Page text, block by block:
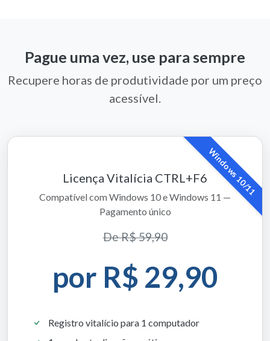
Pague uma vez, use para sempre
Recupere horas de produtividade por um preço
acessível.
Windows 10/11
Licença Vitalícia CTRL+F6
Compatível com Windows 10 e Windows 11 —
Pagamento único
De R$ 59,90
por R$ 29,90
Registro vitalício para 1 computador